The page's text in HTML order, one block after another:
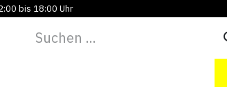
bis 18:00 Uhr